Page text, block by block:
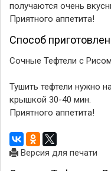
получаются очень
Приятного аппетита!
Способ
Сочные Тефтели с Рисом
Тушить тефтели нужно
крышкой 30-40 мин.
Приятного аппетита!
Версия для печати